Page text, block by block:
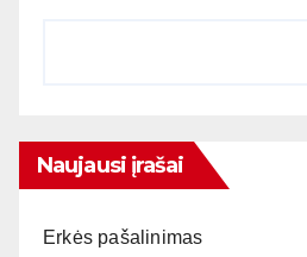
Naujausi įrašai
Erkės pašalinimas